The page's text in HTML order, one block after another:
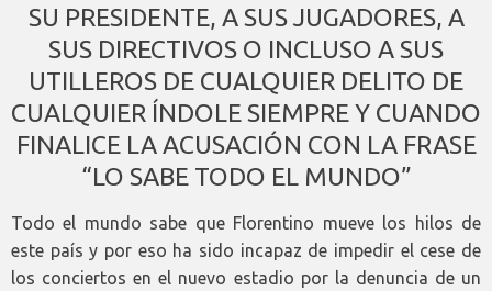
SU PRESIDENTE, A SUS JUGADORES, A
SUS DIRECTIVOS O INCLUSO A SUS
UTILLEROS DE CUALQUIER DELITO DE
CUALQUIER ÍNDOLE SIEMPRE Y CUANDO
FINALICE LA ACUSACIÓN CON LA FRASE
“LO SABE TODO EL MUNDO”
Todo el mundo sabe que Florentino mueve los hilos de
este país y por eso ha sido incapaz de impedir el cese de
los conciertos en el nuevo estadio por la denuncia de un